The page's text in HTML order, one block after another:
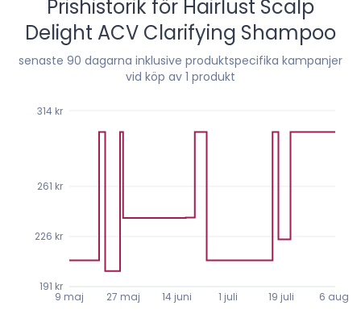
Prishistorik för Hairlust Scalp
Delight ACV Clarifying Shampoo
senaste 90 dagarna inklusive produktspecifika kampanjer
vid köp av 1 produkt
9 maj 27 maj 14 juni 1 juli 19 juli 6 aug.
191 kr
226 kr
261 kr
314 kr